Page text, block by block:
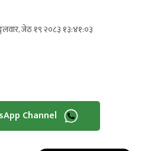
जेठ १९ २०८३ १३:४१:०३
Channel